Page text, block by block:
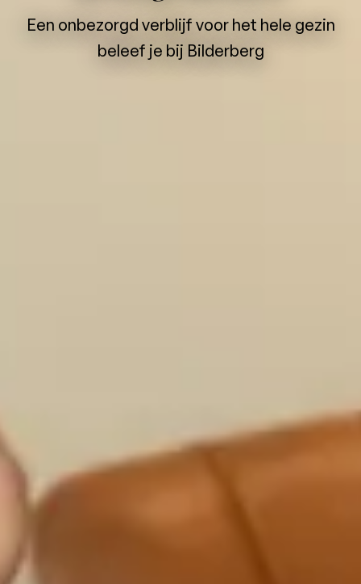
Een onbezorgd verblijf voor het hele gezin
beleef je bij Bilderberg